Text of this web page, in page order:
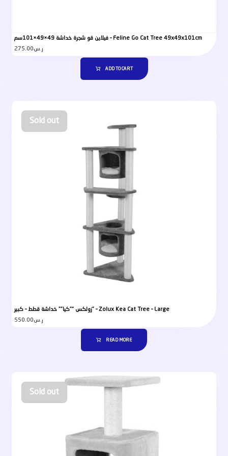
فيلاين قو شجرة خداشة 49×49×101سم – Feline Go Cat Tree 49x49x101cm
ر.س275.00
ADD TO CART
زولكس “”كيا”” خداشة قطط – كبير” – Zolux Kea Cat Tree – Large
ر.س550.00
Sold out
READ MORE
Sold out